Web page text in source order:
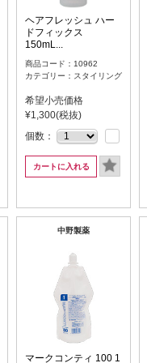
ヘアフレッシュ ハー
ドフィックス
150mL...
商品コード：10962
カテゴリー：スタイリング
希望小売価格
¥1,300(税抜)
個数：
カートに入れる
中野製薬
マークコンティ 100 1